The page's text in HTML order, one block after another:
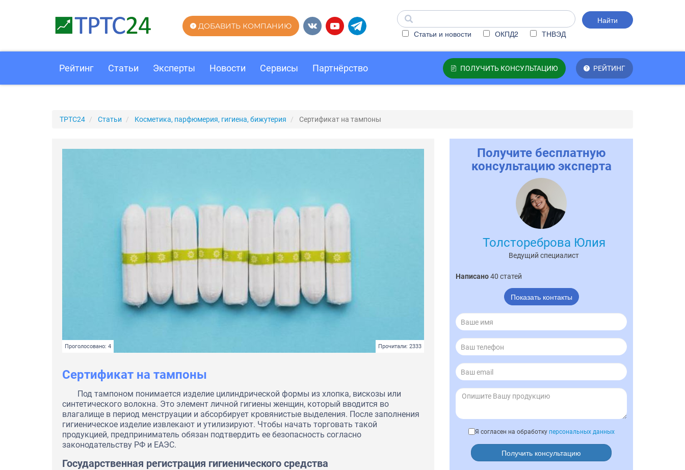
Найти
Статьи и новости
ОКПД2 ТНВЭД
ДОБАВИТЬ КОМПАНИЮ
ПОЛУЧИТЬ КОНСУЛЬТАЦИЮ РЕЙТИНГ
Рейтинг Статьи Эксперты Новости Сервисы Партнёрство
ТРТС24 Статьи Косметика, парфюмерия, гигиена, бижутерия Сертификат на тампоны
Проголосовано: 4 Прочитали: 2333
Сертификат на тампоны
Под тампоном понимается изделие цилиндрической формы из хлопка, вискозы или
синтетического волокна. Это элемент личной гигиены женщин, который вводится во
влагалище в период менструации и абсорбирует кровянистые выделения. После заполнения
гигиеническое изделие извлекают и утилизируют. Чтобы начать торговать такой
продукцией, предприниматель обязан подтвердить ее безопасность согласно
законодательству РФ и ЕАЭС.
Государственная регистрация гигиенического средства
Получите бесплатную
консультацию эксперта
Толстореброва Юлия
Ведущий специалист
Написано40 статей
Показать контакты
Я согласен на обработку персональных данных
Получить консультацию